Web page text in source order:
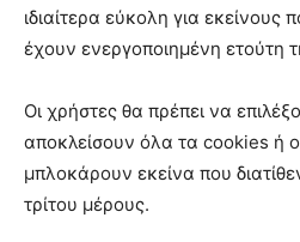
ιδιαίτερα εύκολη για εκείνους
έχουν ενεργοποιημένη ετούτη
Οι χρήστες θα πρέπει να
αποκλείσουν όλα τα cookies ή
μπλοκάρουν εκείνα που
τρίτου μέρους.